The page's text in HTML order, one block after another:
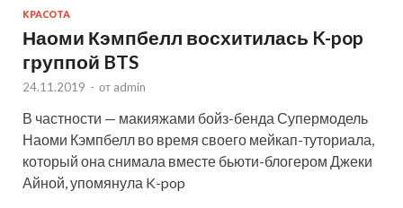
КРАСОТА
Наоми Кэмпбелл восхитилась K-pop
группой BTS
24.11.2019 - от admin
В частности — макияжами бойз-бенда Супермодель
Наоми Кэмпбелл во время своего мейкап-туториала,
который она снимала вместе бьюти-блогером Джеки
Айной, упомянула K-pop